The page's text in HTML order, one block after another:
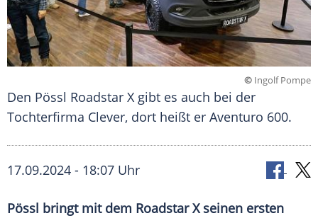
© Ingolf Pompe
Den Pössl Roadstar X gibt es auch bei der
Tochterfirma Clever, dort heißt er Aventuro 600.
17.09.2024 - 18:07 Uhr
Pössl bringt mit dem Roadstar X seinen ersten